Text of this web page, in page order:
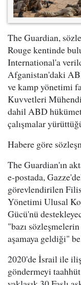
The Guardian,
Rouge kentinde
International'a
Afganistan'daki
ve kamp yönetimi
Kuvvetleri
dahil ABD
çalışmalar
Habere göre
The Guardian'ın
e-postada,
görevlendirilen
Yönetimi Ulusal
Gücü'nü
"bazı
aşamaya geldiği"
2020'de İsrail ile
göndermeyi